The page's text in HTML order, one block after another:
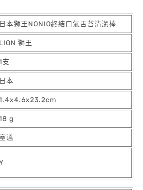
日本獅王NONIO終結口氣舌苔清潔棒
LION 獅王
支
日本
g
室溫